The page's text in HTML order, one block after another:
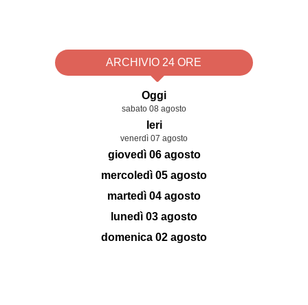
ARCHIVIO 24 ORE
Oggi
sabato 08 agosto
Ieri
venerdì 07 agosto
giovedì 06 agosto
mercoledì 05 agosto
martedì 04 agosto
lunedì 03 agosto
domenica 02 agosto